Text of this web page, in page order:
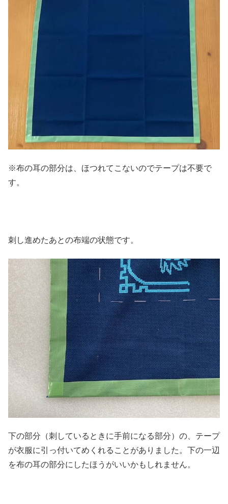
※布の耳の部分は、ほつれてこないのでテープは不要で
す。
刺し進めたあとの布端の状態です。
下の部分（刺しているときに手前になる部分）の、テープ
が衣服に引っ付いてめくれることがありました。下の一辺
を布の耳の部分にしたほうがいいかもしれません。